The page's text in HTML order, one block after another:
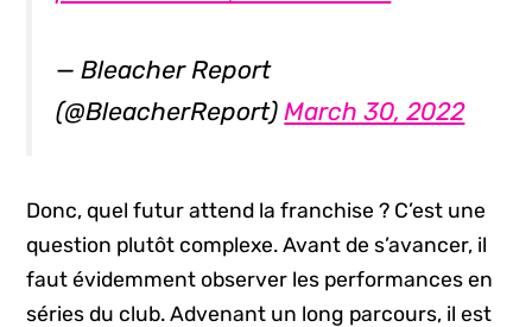
— Bleacher Report
(@BleacherReport)March 30, 2022
Donc, quel futur attend la franchise ? C’est une
question plutôt complexe. Avant de s’avancer, il
faut évidemment observer les performances en
séries du club. Advenant un long parcours, il est